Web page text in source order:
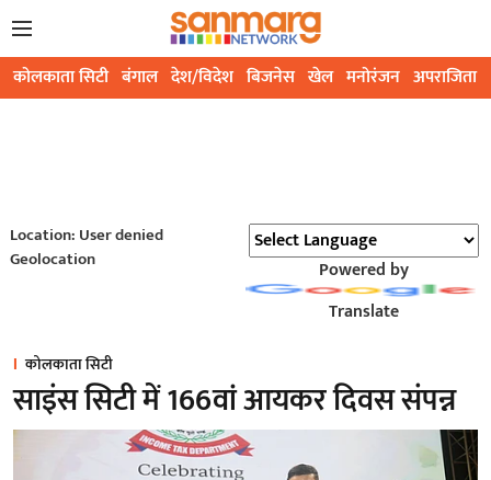
कोलकाता सिटी बंगाल देश/विदेश बिजनेस खेल मनोरंजन अपराजिता
Location: User denied
Geolocation
Powered by
Translate
कोलकाता सिटी
साइंस सिटी में 166वां आयकर दिवस संपन्न